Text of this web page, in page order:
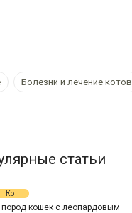
Болезни и лечение котов
статьи
Кот
пород кошек с леопардовым